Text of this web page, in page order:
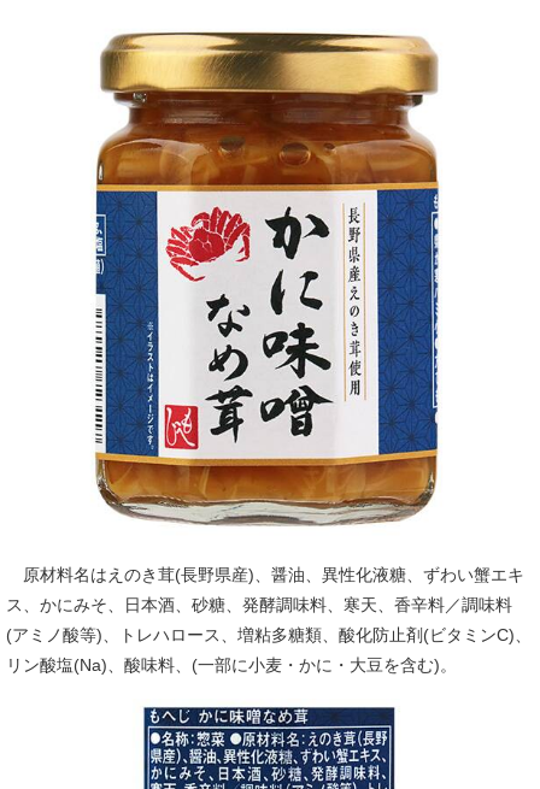
原材料名はえのき茸(長野県産)、醤油、異性化液糖、ずわい蟹エキ
ス、かにみそ、日本酒、砂糖、発酵調味料、寒天、香辛料／調味料
(アミノ酸等)、トレハロース、増粘多糖類、酸化防止剤(ビタミンC)、
リン酸塩(Na)、酸味料、(一部に小麦・かに・大豆を含む)。